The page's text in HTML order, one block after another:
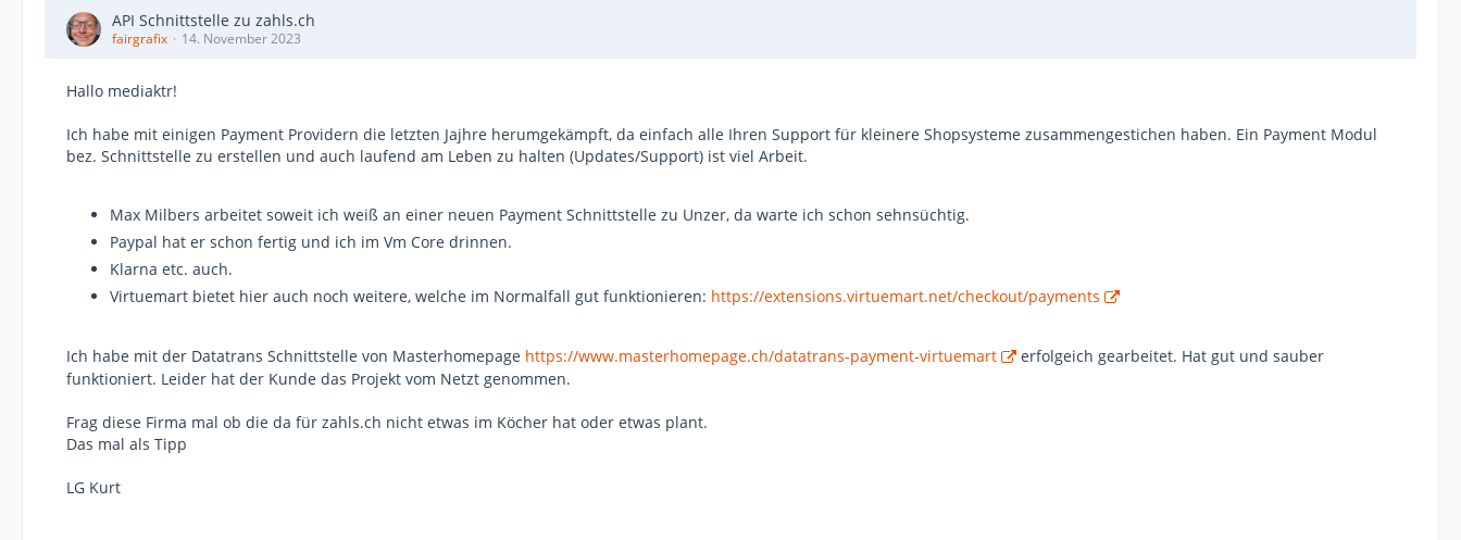
API Schnittstelle zu zahls.ch
fairgrafix 14. November 2023
Hallo mediaktr!
Ich habe mit einigen Payment Providern die letzten Jajhre herumgekämpft, da einfach alle Ihren Support für kleinere Shopsysteme zusammengestichen haben. Ein Payment Modul
bez. Schnittstelle zu erstellen und auch laufend am Leben zu halten (Updates/Support) ist viel Arbeit.
Max Milbers arbeitet soweit ich weiß an einer neuen Payment Schnittstelle zu Unzer, da warte ich schon sehnsüchtig.
Paypal hat er schon fertig und ich im Vm Core drinnen.
Klarna etc. auch.
Virtuemart bietet hier auch noch weitere, welche im Normalfall gut funktionieren: https://extensions.virtuemart.net/checkout/payments
Ich habe mit der Datatrans Schnittstelle von Masterhomepage https://www.masterhomepage.ch/datatrans-payment-virtuemart
erfolgeich gearbeitet. Hat gut und sauber
funktioniert. Leider hat der Kunde das Projekt vom Netzt genommen.
Frag diese Firma mal ob die da für zahls.ch nicht etwas im Köcher hat oder etwas plant.
Das mal als Tipp
LG Kurt